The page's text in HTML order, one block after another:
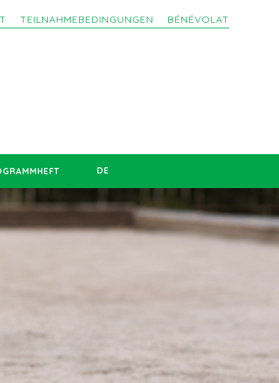
TEILNAHMEBEDINGUNGEN BÉNÉVOLAT
DE